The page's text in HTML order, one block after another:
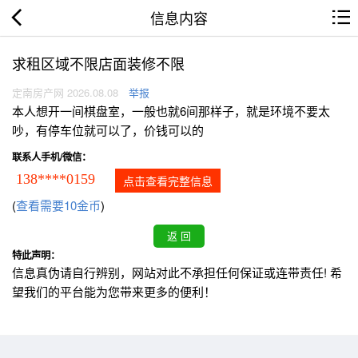
信息内容
求租区域不限店面装修不限
定南房产网 2026.08.08 举报
本人想开一间棋盘室，一般也就6间那样子，就是环境不要太
吵，有停车位就可以了，价钱可以的
联系人手机/微信：
138****0159 点击查看完整信息
(查看需要10金币)
特此声明：
信息真伪请自行辨别，网站对此不承担任何保证或连带责任! 希
望我们的平台能为您带来更多的便利！